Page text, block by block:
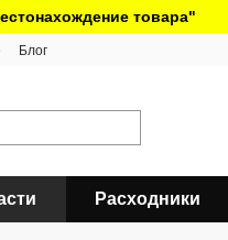
товара"
Блог
Расходники